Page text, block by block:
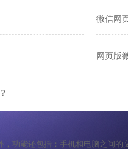
微信网
网页版
功能还包括：手机和电脑之间